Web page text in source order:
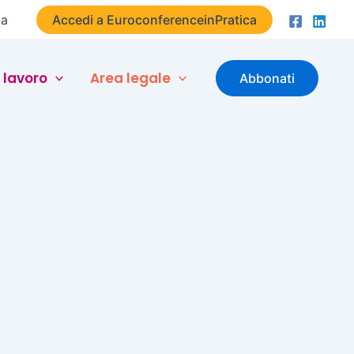
Accedi a EuroconferenceinPratica
lavoro Area legale Abbonati